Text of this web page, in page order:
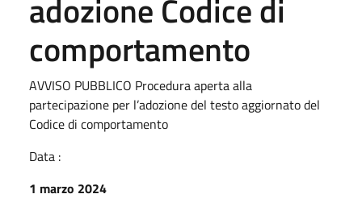
adozione Codice di
comportamento
AVVISO PUBBLICO Procedura aperta alla
partecipazione per l’adozione del testo aggiornato del
Codice di comportamento
Data :
1 marzo 2024